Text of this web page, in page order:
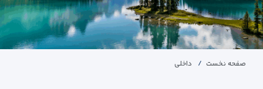
صفحه نخست داخلی